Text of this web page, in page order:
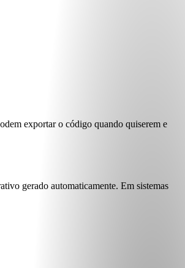
exportar o código quando quiserem e
gerado automaticamente. Em sistemas